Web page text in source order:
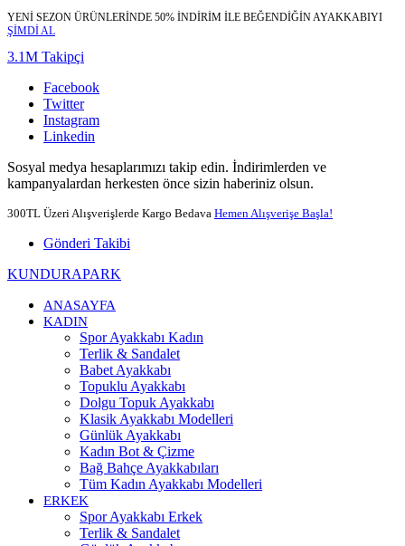
YENİ SEZON ÜRÜNLERİNDE 50% İNDİRİM İLE BEĞENDİĞİN AYAKKABIYI
ŞİMDİ AL
3.1M Takipçi
Facebook
Twitter
Instagram
Linkedin
Sosyal medya hesaplarımızı takip edin. İndirimlerden ve
kampanyalardan herkesten önce sizin haberiniz olsun.
300TL Üzeri Alışverişlerde Kargo Bedava Hemen Alışverişe Başla!
Gönderi Takibi
KUNDURAPARK
ANASAYFA
KADIN
Spor Ayakkabı Kadın
Terlik & Sandalet
Babet Ayakkabı
Topuklu Ayakkabı
Dolgu Topuk Ayakkabı
Klasik Ayakkabı Modelleri
Günlük Ayakkabı
Kadın Bot & Çizme
Bağ Bahçe Ayakkabıları
Tüm Kadın Ayakkabı Modelleri
ERKEK
Spor Ayakkabı Erkek
Terlik & Sandalet